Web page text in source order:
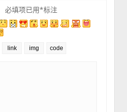
必填项已用*标注